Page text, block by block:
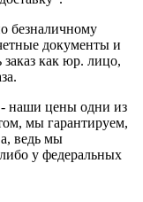
безналичному
документы и
как юр. лицо,
- наши цены одни из
мы гарантируем,
ведь мы
у федеральных